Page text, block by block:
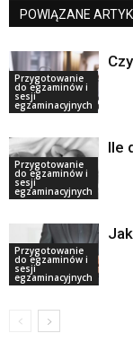
POWIĄZANE
Przygotowanie
do egzaminów i
sesji
egzaminacyjnych
Przygotowanie
do egzaminów i
sesji
egzaminacyjnych
Ile
Przygotowanie
do egzaminów i
sesji
egzaminacyjnych